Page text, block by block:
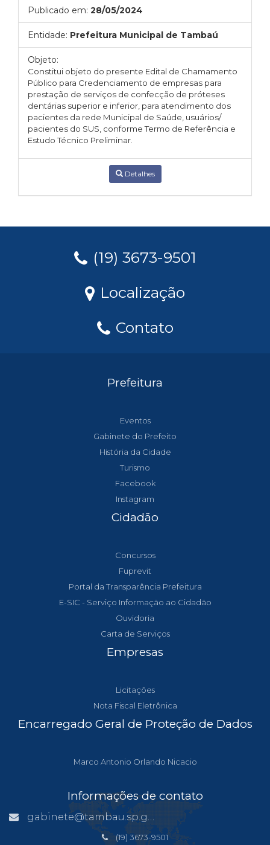
Publicado em: 28/05/2024
Entidade: Prefeitura Municipal de Tambaú
Objeto:
Constitui objeto do presente Edital de Chamamento
Público para Credenciamento de empresas para
prestação de serviços de confecção de próteses
dentárias superior e inferior, para atendimento dos
pacientes da rede Municipal de Saúde, usuários/
pacientes do SUS, conforme Termo de Referência e
Estudo Técnico Preliminar.
Detalhes
(19) 3673-9501
Localização
Contato
Prefeitura
Eventos
Gabinete do Prefeito
História da Cidade
Turismo
Facebook
Instagram
Cidadão
Concursos
Fuprevit
Portal da Transparência Prefeitura
E-SIC - Serviço Informação ao Cidadão
Ouvidoria
Carta de Serviços
Empresas
Licitações
Nota Fiscal Eletrônica
Encarregado Geral de Proteção de Dados
Marco Antonio Orlando Nicacio
Informações de contato
gabinete@tambau.sp.gov.br
(19) 3673-9501